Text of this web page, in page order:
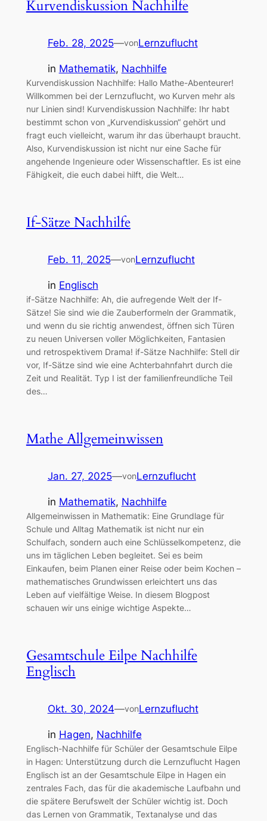
Kurvendiskussion Nachhilfe
Feb. 28, 2025—vonLernzuflucht
in Mathematik, Nachhilfe
Kurvendiskussion Nachhilfe: Hallo Mathe-Abenteurer!
Willkommen bei der Lernzuflucht, wo Kurven mehr als
nur Linien sind! Kurvendiskussion Nachhilfe: Ihr habt
bestimmt schon von „Kurvendiskussion“ gehört und
fragt euch vielleicht, warum ihr das überhaupt braucht.
Also, Kurvendiskussion ist nicht nur eine Sache für
angehende Ingenieure oder Wissenschaftler. Es ist eine
Fähigkeit, die euch dabei hilft, die Welt…
If-Sätze Nachhilfe
Feb. 11, 2025—vonLernzuflucht
in Englisch
if-Sätze Nachhilfe: Ah, die aufregende Welt der If-
Sätze! Sie sind wie die Zauberformeln der Grammatik,
und wenn du sie richtig anwendest, öffnen sich Türen
zu neuen Universen voller Möglichkeiten, Fantasien
und retrospektivem Drama! if-Sätze Nachhilfe: Stell dir
vor, If-Sätze sind wie eine Achterbahnfahrt durch die
Zeit und Realität. Typ I ist der familienfreundliche Teil
des…
Mathe Allgemeinwissen
Jan. 27, 2025—vonLernzuflucht
in Mathematik, Nachhilfe
Allgemeinwissen in Mathematik: Eine Grundlage für
Schule und Alltag Mathematik ist nicht nur ein
Schulfach, sondern auch eine Schlüsselkompetenz, die
uns im täglichen Leben begleitet. Sei es beim
Einkaufen, beim Planen einer Reise oder beim Kochen –
mathematisches Grundwissen erleichtert uns das
Leben auf vielfältige Weise. In diesem Blogpost
schauen wir uns einige wichtige Aspekte…
Gesamtschule Eilpe Nachhilfe
Englisch
Okt. 30, 2024—vonLernzuflucht
in Hagen, Nachhilfe
Englisch-Nachhilfe für Schüler der Gesamtschule Eilpe
in Hagen: Unterstützung durch die Lernzuflucht Hagen
Englisch ist an der Gesamtschule Eilpe in Hagen ein
zentrales Fach, das für die akademische Laufbahn und
die spätere Berufswelt der Schüler wichtig ist. Doch
das Lernen von Grammatik, Textanalyse und das